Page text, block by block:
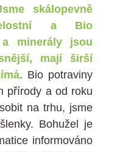
skálopevně
a Bio
minerály jsou
mají širší
. Bio potraviny
přírody a od roku
na trhu, jsme
Bohužel je
informováno